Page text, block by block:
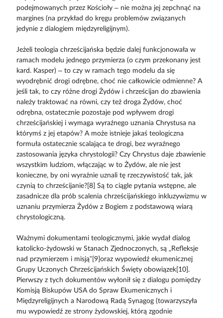
podejmowanych przez Kościoły – nie można jej zepchnąć na
margines (na przykład do kręgu problemów związanych
jedynie z dialogiem międzyreligijnym).
Jeżeli teologia chrześcijańska będzie dalej funkcjonowała w
ramach modelu jednego przymierza (o czym przekonany jest
kard. Kasper) – to czy w ramach tego modelu da się
wyodrębnić drogi odrębne, choć nie całkowicie odmienne? A
jeśli tak, to czy różne drogi Żydów i chrześcijan do zbawienia
należy traktować na równi, czy też droga Żydów, choć
odrębna, ostatecznie pozostaje pod wpływem drogi
chrześcijańskiej i wymaga wyraźnego uznania Chrystusa na
którymś z jej etapów? A może istnieje jakaś teologiczna
formuła ostatecznie scalająca te drogi, bez wyraźnego
zastosowania języka chrystologii? Czy Chrystus daje zbawienie
wszystkim ludziom, włączając w to Żydów, ale nie jest
konieczne, by oni wyraźnie uznali tę rzeczywistość tak, jak
czynią to chrześcijanie?[8] Są to ciągle pytania wstępne, ale
zasadnicze dla prób scalenia chrześcijańskiego inkluzywizmu w
uznaniu przymierza Żydów z Bogiem z podstawową wiarą
chrystologiczną.
Ważnymi dokumentami teologicznymi, jakie wydał dialog
katolicko-żydowski w Stanach Zjednoczonych, są „Refleksje
nad przymierzem i misją”[9]oraz wypowiedź ekumenicznej
Grupy Uczonych Chrześcijańskich Święty obowiązek[10].
Pierwszy z tych dokumentów wyłonił się z dialogu pomiędzy
Komisją Biskupów USA do Spraw Ekumenicznych i
Międzyreligijnych a Narodową Radą Synagog (towarzyszyła
mu wypowiedź ze strony żydowskiej, którą zgodnie